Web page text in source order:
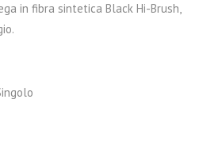
in fibra sintetica Black Hi-Brush,